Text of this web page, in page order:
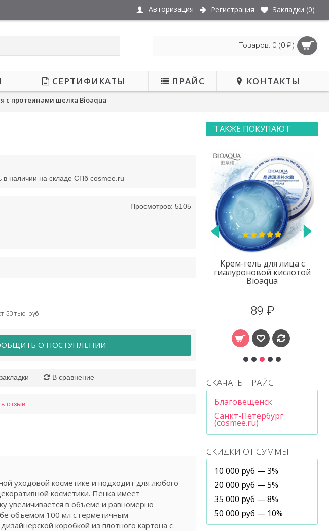
Авторизация Регистрация Закладки (0)
Товаров: 0 (0 ₽)
СЕРТИФИКАТЫ ПРАЙС КОНТАКТЫ
с протеинами шелка Bioaqua
ТАКЖЕ ПОКУПАЮТ
104 ₽
Крем-гель для лица с
гиалуроновой кислотой
Bioaqua
89 ₽
СКАЧАТЬ ПРАЙС
Благовещенск
Санкт-Петербург
(cosmee.ru)
СКИДКИ ОТ СУММЫ
10 000 руб — 3%
20 000 руб — 5%
35 000 руб — 8%
50 000 руб — 10%
в наличии на складе СПб cosmee.ru
Просмотров: 5105
50 тыс. руб
О ПОСТУПЛЕНИИ
В сравнение
отзыв
уходовой косметике и подходит для любого
косметики. Пенка имеет
увеличивается в объеме и равномерно
объемом 100 мл с герметичным
коробкой из плотного картона с